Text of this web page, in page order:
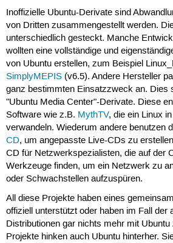
Inoffizielle Ubuntu-Derivate sind
von Dritten zusammengestellt werden.
unterschiedlich gesteckt. Manche
wollten eine vollständige und
von Ubuntu erstellen, zum Beispiel
SimplyMEPIS(v6.5). Andere Hersteller
ganz bestimmten Einsatzzweck an. Dies
"Ubuntu Media Center"-Derivate. Diese
Software wie z.B. MythTV, die ein Linux
verwandeln. Wiederum andere benutzen
CD, um angepasste Live-CDs zu
CD für Netzwerkspezialisten, die auf der
Werkzeuge finden, um ein Netzwerk zu
oder Schwachstellen aufzuspüren.
All diese Projekte haben eines
offiziell unterstützt oder haben im Fall der
Distributionen gar nichts mehr mit
Projekte hinken auch Ubuntu hinterher.